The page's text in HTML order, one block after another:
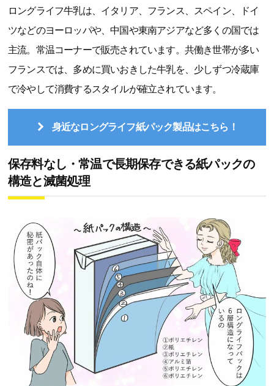
ロングライフ牛乳は、イタリア、フランス、スペイン、ドイ
ツなどのヨーロッパや、中国や東南アジアなど多くの国では
主流。常温コーナーで販売されています。共働き世帯が多い
フランスでは、多めに買いおきした牛乳を、少しずつ冷蔵庫
で冷やして消費するスタイルが確立されています。
身近なロングライフ紙パック製品はこちら！
保存料なし・常温で長期保存できる紙パックの
構造と滅菌処理